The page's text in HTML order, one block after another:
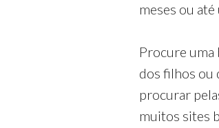
meses ou
Procure uma
dos filhos ou
procurar
muitos sites